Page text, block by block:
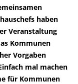
haben
Veranstaltung
Kommunen
Vorgaben
mal machen
für Kommunen